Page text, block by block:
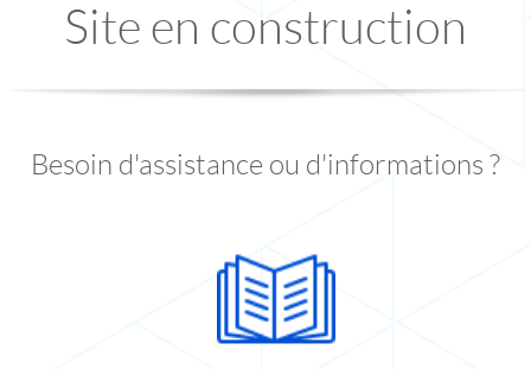
Site en construction
Besoin d'assistance ou d'informations ?